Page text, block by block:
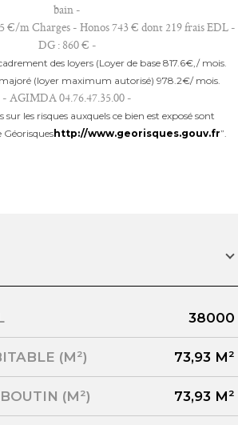
bain -
€/m Charges - Honos 743 € dont 219 frais EDL -
DG : 860 € -
des loyers (Loyer de base 817.6€‚/ mois.
(loyer maximum autorisé) 978.2€/ mois.
- AGIMDA 04.76.47.35.00 -
les risques auxquels ce bien est exposé sont
Géorisqueshttp://www.georisques.gouv.fr”.
38000
(M²) 73,93 M²
(M²) 73,93 M²